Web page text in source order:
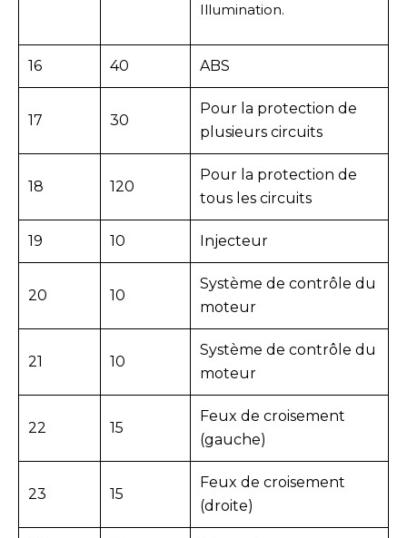
Illumination.
16 40 ABS
17 30
Pour la protection de
plusieurs circuits
18 120
Pour la protection de
tous les circuits
19 10 Injecteur
20 10
Système de contrôle du
moteur
21 10
Système de contrôle du
moteur
22 15
Feux de croisement
(gauche)
23 15
Feux de croisement
(droite)